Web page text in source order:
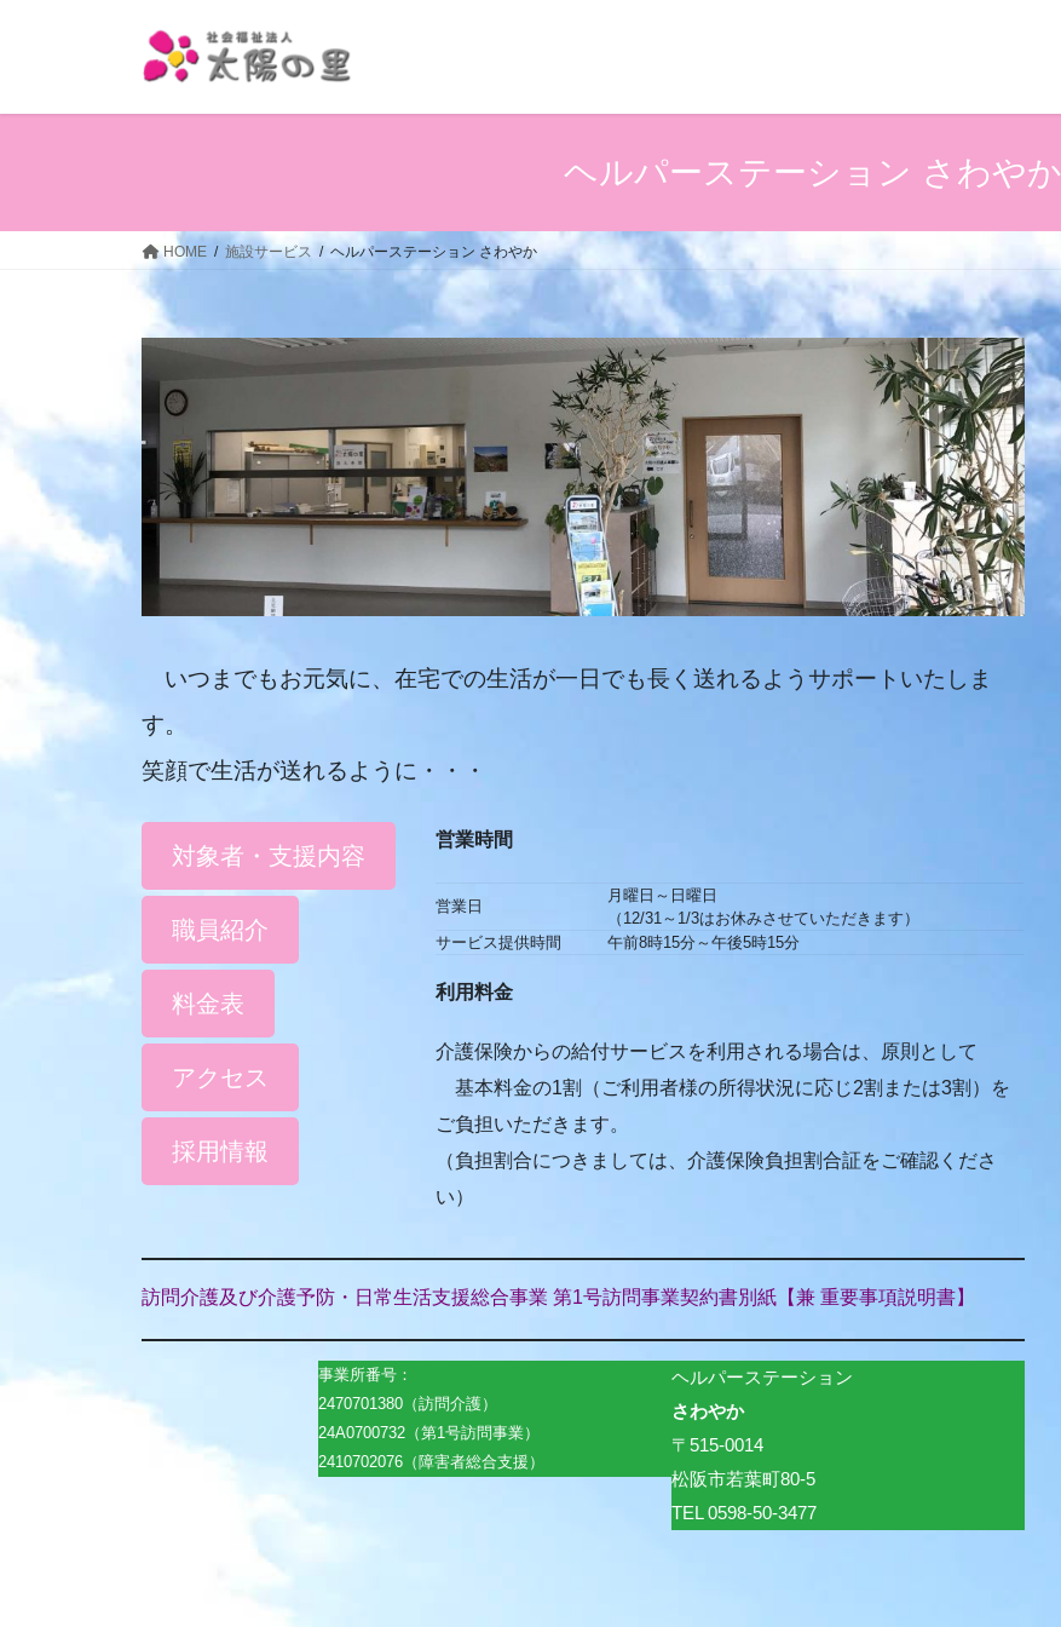
ヘルパーステーション さわやか
HOME 施設サービス ヘルパーステーション さわやか
いつまでもお元気に、在宅での生活が一日でも長く送れるようサポートいたしま
す。
笑顔で生活が送れるように・・・
対象者・支援内容
職員紹介
料金表
アクセス
採用情報
営業時間
営業日
月曜日～日曜日
（12/31～1/3はお休みさせていただきます）
サービス提供時間
午前8時15分～午後5時15分
利用料金
介護保険からの給付サービスを利用される場合は、原則として
基本料金の1割（ご利用者様の所得状況に応じ2割または3割）を
ご負担いただきます。
（負担割合につきましては、介護保険負担割合証をご確認くださ
い）
訪問介護及び介護予防・日常生活支援総合事業 第1号訪問事業契約書別紙【兼 重要事項説明書】
事業所番号：
2470701380（訪問介護）
24A0700732（第1号訪問事業）
2410702076（障害者総合支援）
ヘルパーステーション
さわやか
〒515-0014
松阪市若葉町80-5
TEL 0598-50-3477